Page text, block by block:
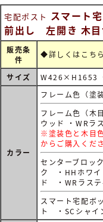
宅配ポスト スマート
前出し 左開き 木目
販売条
件
◆詳しくは こち
サイズ W426×H1653
カラー
フレーム色（
フレーム色（木
ウッド ・WRラ
※塗装色と木目
からご購入くだ
センターブロ
ク ・HHホワイ
ド ・WRラス
スマート宅配
ト ・SCシャイ